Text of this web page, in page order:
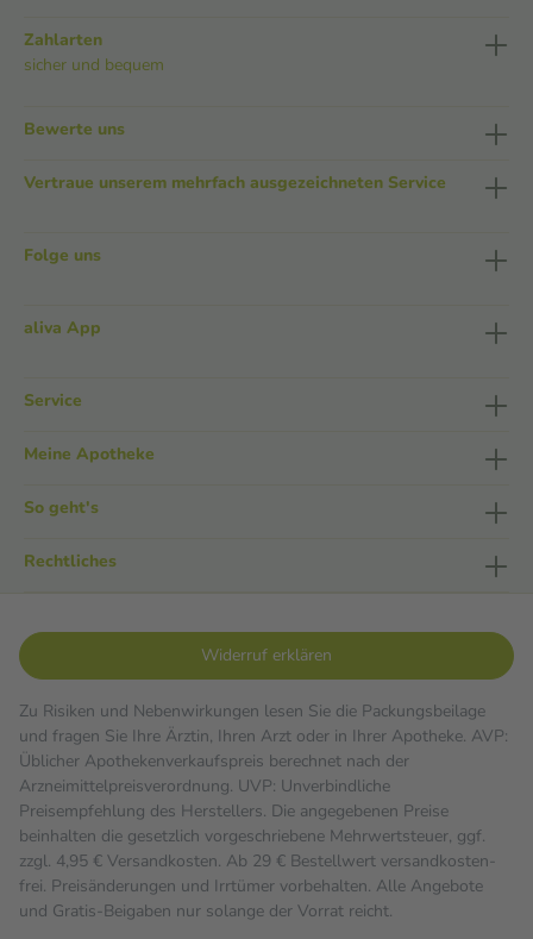
Zahlarten
sicher und bequem
Bewerte uns
Vertraue unserem mehrfach ausgezeichneten Service
Folge uns
aliva App
Service
Meine Apotheke
So geht's
Rechtliches
Widerruf erklären
Zu Risiken und Nebenwirkungen lesen Sie die Packungsbeilage
und fragen Sie Ihre Ärztin, Ihren Arzt oder in Ihrer Apotheke. AVP:
Üblicher Apothekenverkaufspreis berechnet nach der
Arzneimittelpreisverordnung. UVP: Unverbindliche
Preisempfehlung des Herstellers. Die angegebenen Preise
beinhalten die gesetzlich vorgeschriebene Mehrwertsteuer, ggf.
zzgl. 4,95 € Versandkosten. Ab 29 € Bestell­wert versand­kosten­
frei. Preisänderungen und Irrtümer vorbehalten. Alle Angebote
und Gratis-Beigaben nur solange der Vorrat reicht.